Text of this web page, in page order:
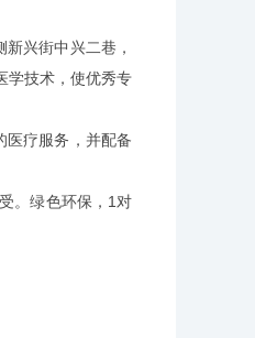
兴街中兴二巷，
学技术，使优秀专
疗服务，并配备
。绿色环保，1对